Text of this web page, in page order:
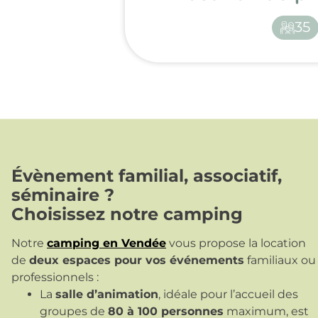
35
Évènement familial, associatif,
séminaire ?
Choisissez notre camping
Notre camping en Vendée vous propose la location
de deux espaces pour vos événements familiaux ou
professionnels :
La salle d’animation, idéale pour l’accueil des
groupes de 80 à 100 personnes maximum, est